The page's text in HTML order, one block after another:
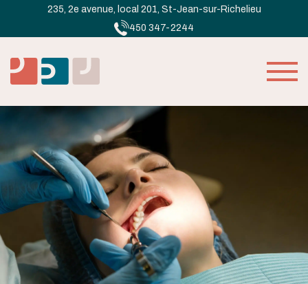
235, 2e avenue, local 201, St-Jean-sur-Richelieu
450 347-2244